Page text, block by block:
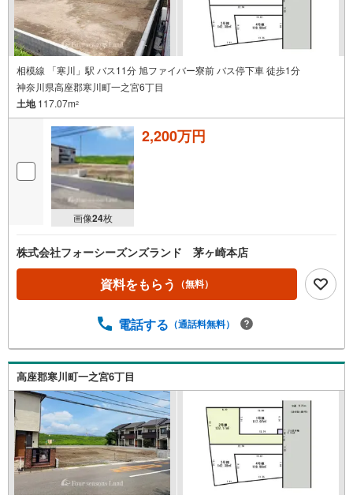
相模線 「寒川」駅 バス11分 旭ファイバー寮前 バス停下車 徒歩1分
神奈川県高座郡寒川町一之宮6丁目
土地117.07m2
画像24枚
2,200万円
株式会社フォーシーズンズランド 茅ヶ崎本店
資料をもらう （無料）
電話する （通話料無料）
高座郡寒川町一之宮6丁目